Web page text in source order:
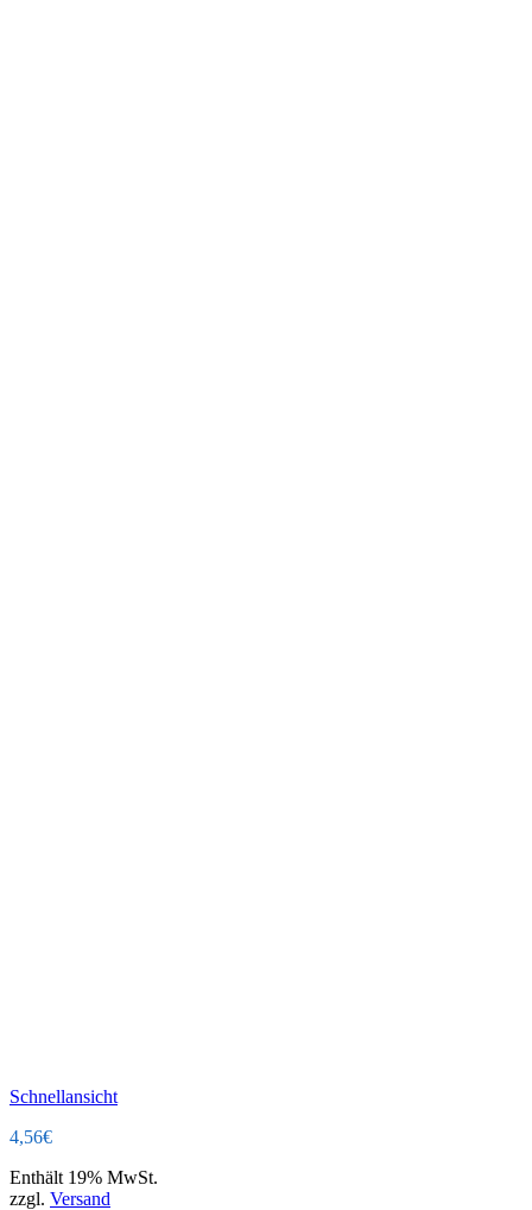
Schnellansicht
4,56€
Enthält 19% MwSt.
zzgl. Versand